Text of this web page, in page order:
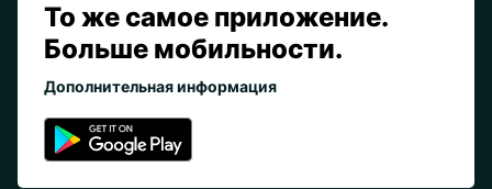
То же самое приложение.
Больше мобильности.
Дополнительная информация